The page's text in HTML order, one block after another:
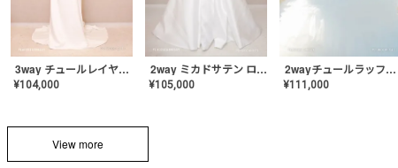
3way チュールレイヤーオフショルダー スレンダードレス〈PD-WDOR-2111〉
¥104,000
2way ミカドサテン ロールカラードレス〈PD-WDOR-511〉
¥105,000
2wayチュールラッフルドレス〈PD-WDOR-341〉
¥111,000
View more